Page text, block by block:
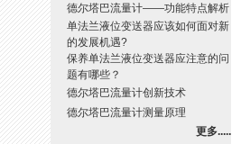
德尔塔巴流量计——功能特点解析
单法兰液位变送器应该如何面对新
的发展机遇?
保养单法兰液位变送器应注意的问
题有哪些？
德尔塔巴流量计创新技术
德尔塔巴流量计测量原理
更多.....